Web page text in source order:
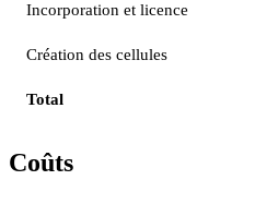
Incorporation et licence
Création des cellules
Total
Coûts